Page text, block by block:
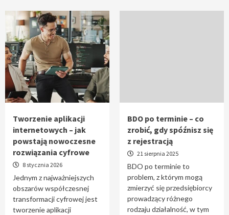
Tworzenie aplikacji
internetowych – jak
powstają nowoczesne
rozwiązania cyfrowe
8 stycznia 2026
Jednym z najważniejszych
obszarów współczesnej
transformacji cyfrowej jest
tworzenie aplikacji
BDO po terminie – co
zrobić, gdy spóźnisz się
z rejestracją
21 sierpnia 2025
BDO po terminie to
problem, z którym mogą
zmierzyć się przedsiębiorcy
prowadzący różnego
rodzaju działalność, w tym